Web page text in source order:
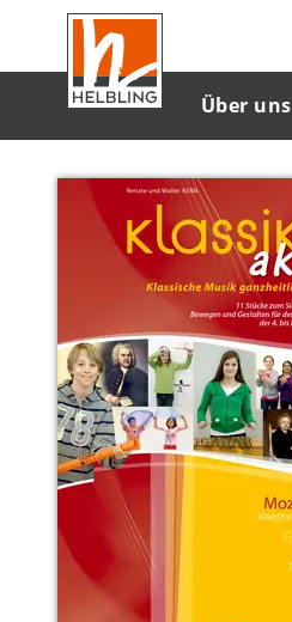
Inhalt
Über uns